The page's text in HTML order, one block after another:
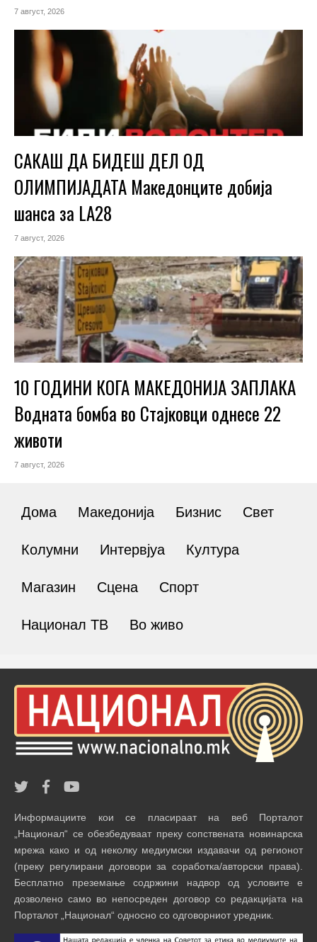
7 август, 2026
САКАШ ДА БИДЕШ ДЕЛ ОД
ОЛИМПИЈАДАТА Македонците добија
шанса за LA28
7 август, 2026
10 ГОДИНИ КОГА МАКЕДОНИЈА ЗАПЛАКА
Водната бомба во Стајковци однесе 22
животи
7 август, 2026
Дома Македонија Бизнис Свет
Колумни Интервјуа Култура
Магазин Сцена Спорт
Национал ТВ Во живо
Информациите кои се пласираат на веб Порталот
„Национал“ се обезбедуваат преку сопствената новинарска
мрежа како и од неколку медиумски издавачи од регионот
(преку регулирани договори за соработка/авторски права).
Бесплатно преземање содржини надвор од условите е
дозволено само во непосреден договор со редакцијата на
Порталот „Национал“ односно со одговорниот уредник.